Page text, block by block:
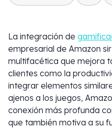
La integración de
empresarial de Amazon
multifacética que mejora
clientes como la
integrar elementos
ajenos a los juegos,
conexión más profunda
que también motiva a su